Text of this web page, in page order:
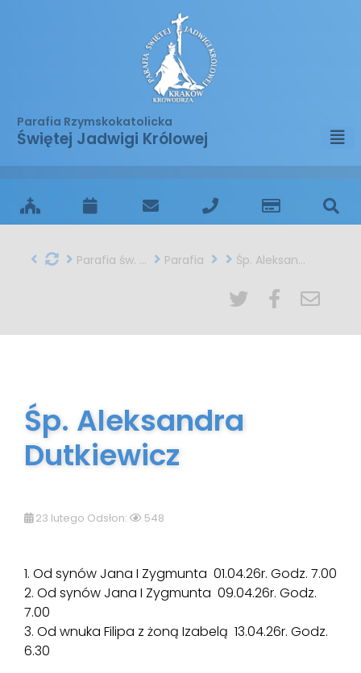
Parafia Rzymskokatolicka
Świętej Jadwigi Królowej
Parafia św. Jadwigi w Krakowie Parafia Śp. Aleksandra Dutkiewicz
Śp. Aleksandra
Dutkiewicz
23 lutego Odsłon: 548
1. Od synów Jana I Zygmunta 01.04.26r. Godz. 7.00
2. Od synów Jana I Zygmunta 09.04.26r. Godz.
7.00
3. Od wnuka Filipa z żoną Izabelą 13.04.26r. Godz.
6.30